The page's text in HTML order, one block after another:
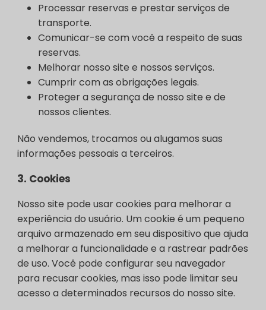
Processar reservas e prestar serviços de
transporte.
Comunicar-se com você a respeito de suas
reservas.
Melhorar nosso site e nossos serviços.
Cumprir com as obrigações legais.
Proteger a segurança de nosso site e de
nossos clientes.
Não vendemos, trocamos ou alugamos suas
informações pessoais a terceiros.
3. Cookies
Nosso site pode usar cookies para melhorar a
experiência do usuário. Um cookie é um pequeno
arquivo armazenado em seu dispositivo que ajuda
a melhorar a funcionalidade e a rastrear padrões
de uso. Você pode configurar seu navegador
para recusar cookies, mas isso pode limitar seu
acesso a determinados recursos do nosso site.